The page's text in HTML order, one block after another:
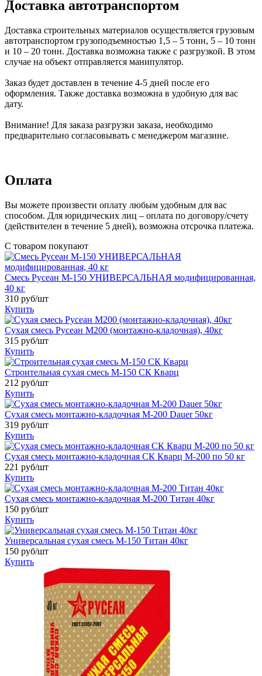
Доставка автотранспортом
Доставка строительных материалов осуществляется грузовым
автотранспортом грузоподъемностью 1,5 – 5 тонн, 5 – 10 тонн
и 10 – 20 тонн. Доставка возможна также с разгрузкой. В этом
случае на объект отправляется манипулятор.
Заказ будет доставлен в течение 4-5 дней после его
оформления. Также доставка возможна в удобную для вас
дату.
Внимание! Для заказа разгрузки заказа, необходимо
предварительно согласовывать с менеджером магазине.
Оплата
Вы можете произвести оплату любым удобным для вас
способом. Для юридических лиц – оплата по договору/счету
(действителен в течение 5 дней), возможна отсрочка платежа.
С товаром покупают
Смесь Русеан М-150 УНИВЕРСАЛЬНАЯ модифицированная,
40 кг
310 руб/шт
Купить
Сухая смесь Русеан М200 (монтажно-кладочная), 40кг
315 руб/шт
Купить
Строительная сухая смесь М-150 СК Кварц
212 руб/шт
Купить
Сухая смесь монтажно-кладочная М-200 Dauer 50кг
319 руб/шт
Купить
Сухая смесь монтажно-кладочная СК Кварц М-200 по 50 кг
221 руб/шт
Купить
Сухая смесь монтажно-кладочная М-200 Титан 40кг
150 руб/шт
Купить
Универсальная сухая смесь М-150 Титан 40кг
150 руб/шт
Купить